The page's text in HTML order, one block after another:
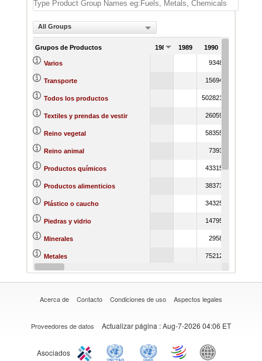
All Groups
Grupos de Productos 1988 1989 1990
Varios 9348
Transporte 15694
Todos los productos 502821
Textiles y prendas de vestir 26059
Reino vegetal 58355
Reino animal 7393
Productos químicos 43315
Productos alimenticios 38373
Plástico o caucho 34325
Piedras y vidrio 14795
Minerales 2958
Metales 75212
Materias primas 81674 122273
Acerca de Contacto Condiciones de uso Aspectos legales
Proveedores de datos Actualizar página : Aug-7-2026 04:06 ET
Asociados